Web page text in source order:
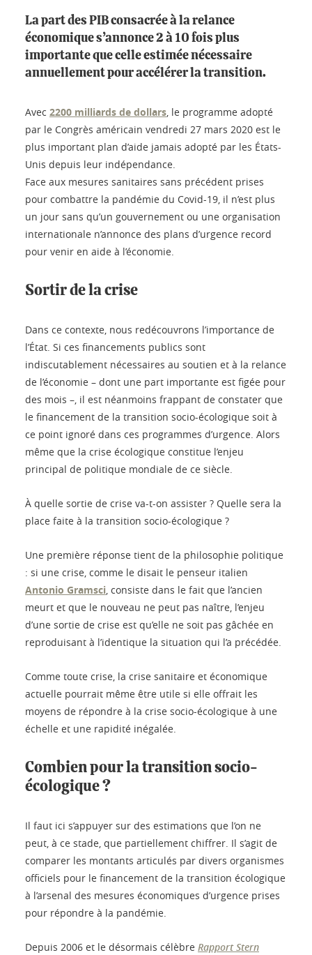
La part des PIB consacrée à la relance
économique s’annonce 2 à 10 fois plus
importante que celle estimée nécessaire
annuellement pour accélérer la transition.
Avec 2200 milliards de dollars, le programme adopté
par le Congrès américain vendredi 27 mars 2020 est le
plus important plan d’aide jamais adopté par les États-
Unis depuis leur indépendance.
Face aux mesures sanitaires sans précédent prises
pour combattre la pandémie du Covid-19, il n’est plus
un jour sans qu’un gouvernement ou une organisation
internationale n’annonce des plans d’urgence record
pour venir en aide à l’économie.
Sortir de la crise
Dans ce contexte, nous redécouvrons l’importance de
l’État. Si ces financements publics sont
indiscutablement nécessaires au soutien et à la relance
de l’économie – dont une part importante est figée pour
des mois –, il est néanmoins frappant de constater que
le financement de la transition socio-écologique soit à
ce point ignoré dans ces programmes d’urgence. Alors
même que la crise écologique constitue l’enjeu
principal de politique mondiale de ce siècle.
À quelle sortie de crise va-t-on assister ? Quelle sera la
place faite à la transition socio-écologique ?
Une première réponse tient de la philosophie politique
: si une crise, comme le disait le penseur italien
Antonio Gramsci, consiste dans le fait que l’ancien
meurt et que le nouveau ne peut pas naître, l’enjeu
d’une sortie de crise est qu’elle ne soit pas gâchée en
reproduisant à l’identique la situation qui l’a précédée.
Comme toute crise, la crise sanitaire et économique
actuelle pourrait même être utile si elle offrait les
moyens de répondre à la crise socio-écologique à une
échelle et une rapidité inégalée.
Combien pour la transition socio-
écologique ?
Il faut ici s’appuyer sur des estimations que l’on ne
peut, à ce stade, que partiellement chiffrer. Il s’agit de
comparer les montants articulés par divers organismes
officiels pour le financement de la transition écologique
à l’arsenal des mesures économiques d’urgence prises
pour répondre à la pandémie.
Depuis 2006 et le désormais célèbre Rapport Stern